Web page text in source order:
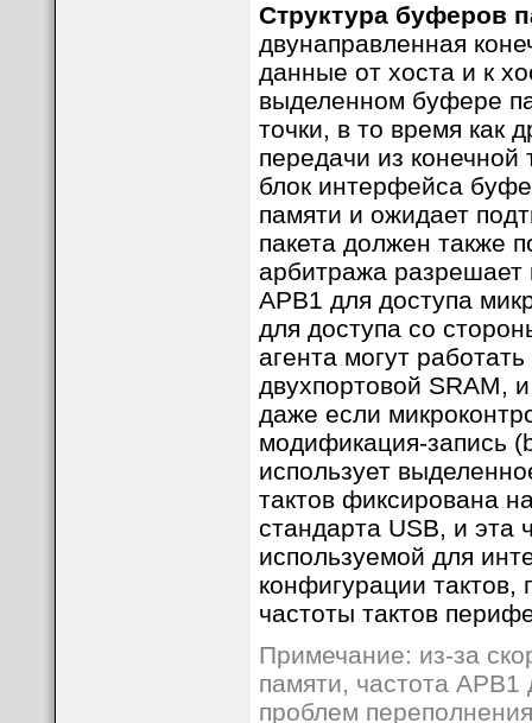
Структура буферов
двунаправленная
данные от хоста и к
выделенном буфере
точки, в то время как
передачи из конечной
блок интерфейса
памяти и ожидает
пакета должен также
арбитража разрешает
APB1 для доступа
для доступа со
агента могут
двухпортовой SRAM,
даже если
модификация-запись
использует
тактов фиксирована
стандарта USB, и эта
используемой для
конфигурации
частоты тактов
Примечание: из-за
памяти, частота
проблем